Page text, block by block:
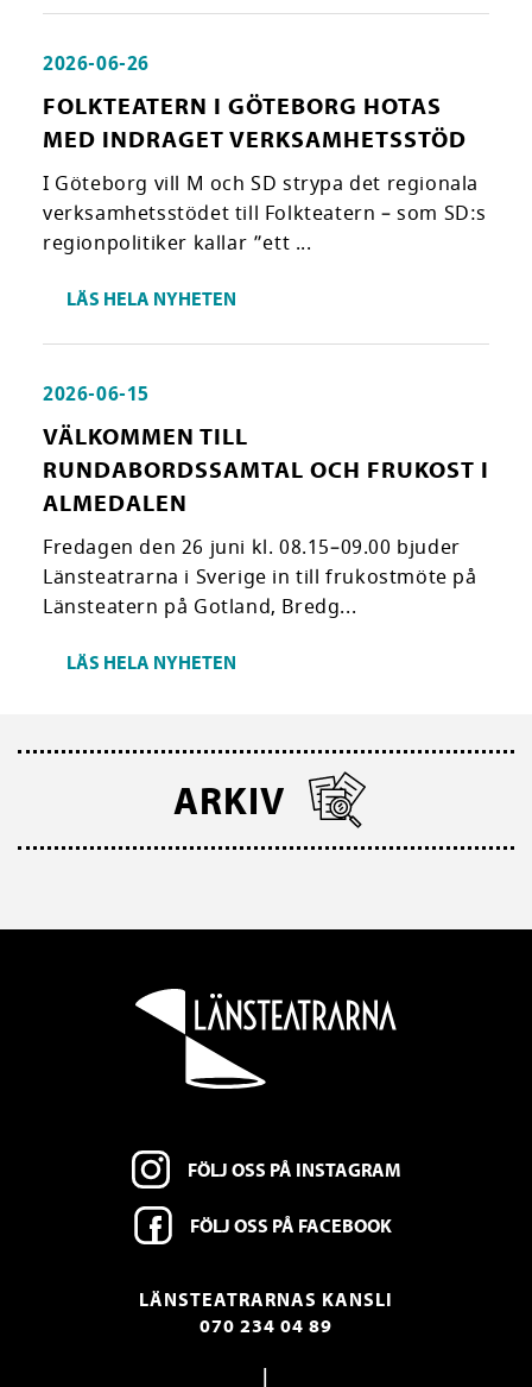
2026-06-26
FOLKTEATERN I GÖTEBORG HOTAS
MED INDRAGET VERKSAMHETSSTÖD
I Göteborg vill M och SD strypa det regionala
verksamhetsstödet till Folkteatern – som SD:s
regionpolitiker kallar ”ett ...
LÄS HELA NYHETEN
2026-06-15
VÄLKOMMEN TILL
RUNDABORDSSAMTAL OCH FRUKOST I
ALMEDALEN
Fredagen den 26 juni kl. 08.15–09.00 bjuder
Länsteatrarna i Sverige in till frukostmöte på
Länsteatern på Gotland, Bredg...
LÄS HELA NYHETEN
ARKIV
FÖLJ OSS PÅ INSTAGRAM
FÖLJ OSS PÅ FACEBOOK
LÄNSTEATRARNAS KANSLI
070 234 04 89
|